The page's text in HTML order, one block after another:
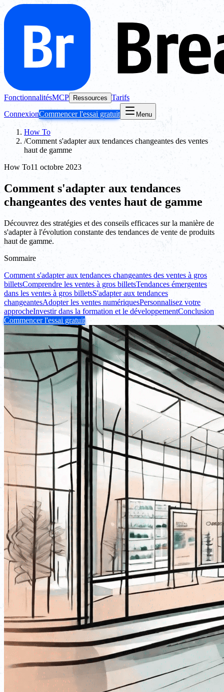
FonctionnalitésMCP Ressources Tarifs
ConnexionCommencer l'essai gratuit Menu
How To
/Comment s'adapter aux tendances changeantes des ventes
haut de gamme
How To11 octobre 2023
Comment s'adapter aux tendances
changeantes des ventes haut de gamme
Découvrez des stratégies et des conseils efficaces sur la manière de
s'adapter à l'évolution constante des tendances de vente de produits
haut de gamme.
Sommaire
Comment s'adapter aux tendances changeantes des ventes à gros
billetsComprendre les ventes à gros billetsTendances émergentes
dans les ventes à gros billetsS'adapter aux tendances
changeantesAdopter les ventes numériquesPersonnalisez votre
approcheInvestir dans la formation et le développementConclusion
Commencer l'essai gratuit